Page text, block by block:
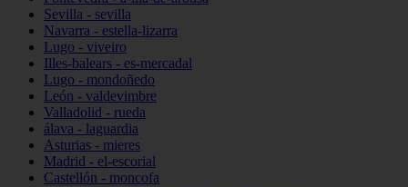
Sevilla - sevilla
Navarra - estella-lizarra
Lugo - viveiro
Illes-balears - es-mercadal
Lugo - mondoñedo
León - valdevimbre
Valladolid - rueda
álava - laguardia
Asturias - mieres
Madrid - el-escorial
Castellón - moncofa